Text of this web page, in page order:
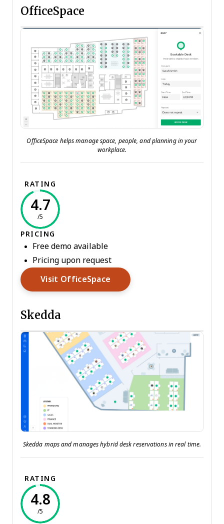
OfficeSpace
OfficeSpace helps manage space, people, and planning in your
workplace.
RATING
4.7
/5
PRICING
Free demo available
Pricing upon request
Visit OfficeSpace Opens New Window
Skedda
Skedda maps and manages hybrid desk reservations in real time.
RATING
4.8
/5